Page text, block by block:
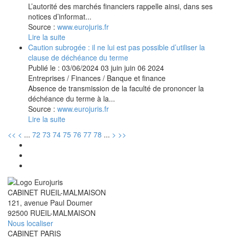
L’autorité des marchés financiers rappelle ainsi, dans ses
notices d’informat...
Source : www.eurojuris.fr
Lire la suite
Caution subrogée : il ne lui est pas possible d’utiliser la
clause de déchéance du terme
Publié le : 03/06/2024 03 juin juin 06 2024
Entreprises / Finances / Banque et finance
Absence de transmission de la faculté de prononcer la
déchéance du terme à la...
Source : www.eurojuris.fr
Lire la suite
<< < ... 72 73 74 75 76 77 78 ... > >>
CABINET RUEIL-MALMAISON
121, avenue Paul Doumer
92500 RUEIL-MALMAISON
Nous localiser
CABINET PARIS